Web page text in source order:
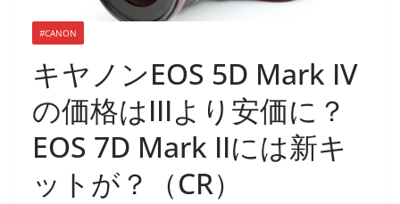
#CANON
キヤノンEOS 5D Mark IV
の価格はIIIより安価に？
EOS 7D Mark IIには新キ
ットが？（CR）